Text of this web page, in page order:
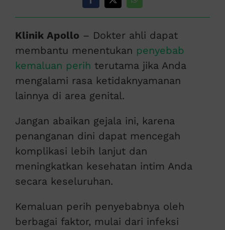
Klinik Apollo – Dokter ahli dapat
membantu menentukan penyebab
kemaluan perih terutama jika Anda
mengalami rasa ketidaknyamanan
lainnya di area genital.
Jangan abaikan gejala ini, karena
penanganan dini dapat mencegah
komplikasi lebih lanjut dan
meningkatkan kesehatan intim Anda
secara keseluruhan.
Kemaluan perih penyebabnya oleh
berbagai faktor, mulai dari infeksi